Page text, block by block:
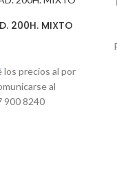
200H. MIXTO
los precios al por
al
900 8240